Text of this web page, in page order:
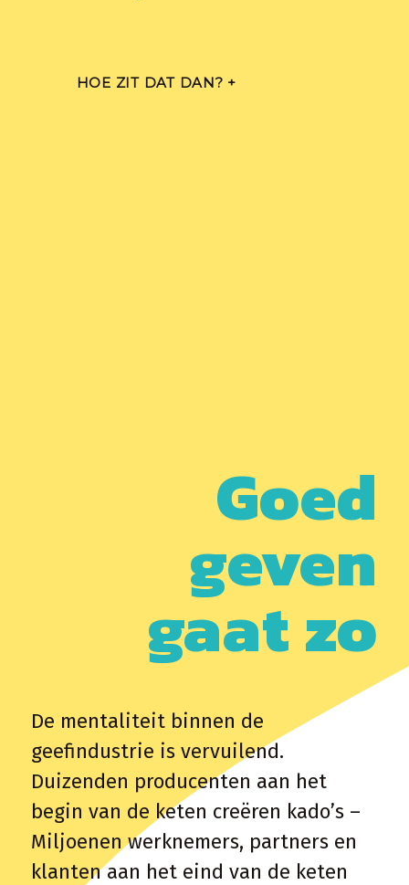
Momenteel produceren we meer afval
HOE ZIT DAT DAN? +
Goed
geven
gaat zo
De mentaliteit binnen de
geefindustrie is vervuilend.
Duizenden producenten aan het
begin van de keten creëren kado’s –
Miljoenen werknemers, partners en
klanten aan het eind van de keten